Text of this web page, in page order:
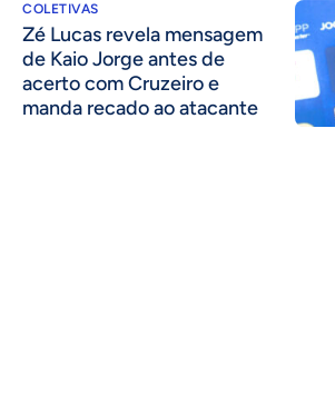
COLETIVAS
Zé Lucas revela mensagem
de Kaio Jorge antes de
acerto com Cruzeiro e
manda recado ao atacante